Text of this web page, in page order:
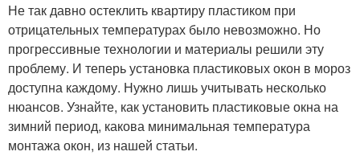
Не так давно остеклить квартиру пластиком при
отрицательных температурах было невозможно. Но
прогрессивные технологии и материалы решили эту
проблему. И теперь установка пластиковых окон в мороз
доступна каждому. Нужно лишь учитывать несколько
нюансов. Узнайте, как установить пластиковые окна на
зимний период, какова минимальная температура
монтажа окон, из нашей статьи.